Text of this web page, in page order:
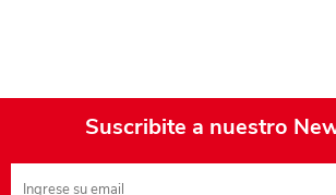
Suscribite a nuestro